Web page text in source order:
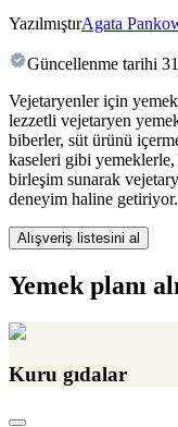
YazılmıştırAgata
Güncellenme tarihi
Vejetaryenler için yemek
lezzetli vejetaryen
biberler, süt ürünü
kaseleri gibi yemeklerle,
birleşim sunarak
deneyim haline getiriyor.
Alışveriş listesini al
Yemek planı
Kuru gıdalar